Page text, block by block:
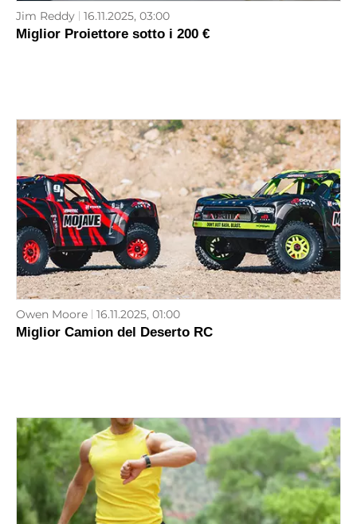
Jim Reddy 16.11.2025, 03:00
Miglior Proiettore sotto i 200 €
Owen Moore 16.11.2025, 01:00
Miglior Camion del Deserto RC